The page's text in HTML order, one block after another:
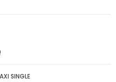
SINGLE